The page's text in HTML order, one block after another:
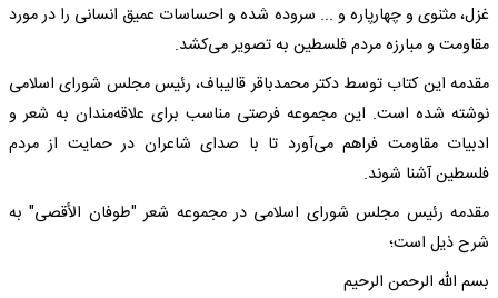
غزل، مثنوی و چهارپاره و ... سروده شده و احساسات عمیق انسانی را در مورد
مقاومت و مبارزه مردم فلسطین به تصویر می‌کشد.
مقدمه این کتاب توسط دکتر محمدباقر قالیباف، رئیس مجلس شورای اسلامی
نوشته شده است. این مجموعه فرصتی مناسب برای علاقه‌مندان به شعر و
ادبیات مقاومت فراهم می‌آورد تا با صدای شاعران در حمایت از مردم
فلسطین آشنا شوند.
مقدمه رئیس مجلس شورای اسلامی در مجموعه شعر "طوفان الأقصی" به
شرح ذیل است؛
بسم الله الرحمن الرحیم